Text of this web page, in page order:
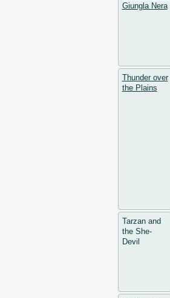
Giungla Nera
Thunder over
the Plains
Tarzan and
the She-
Devil